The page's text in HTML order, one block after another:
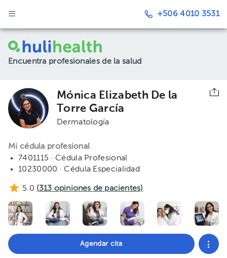
+506 4010 3531
Encuentra profesionales de la salud
Mónica Elizabeth De la
Torre García
Dermatología
Mi cédula profesional
7401115 · Cédula Profesional
10230000 · Cédula Especialidad
5.0 (313 opiniones de pacientes)
Agendar cita